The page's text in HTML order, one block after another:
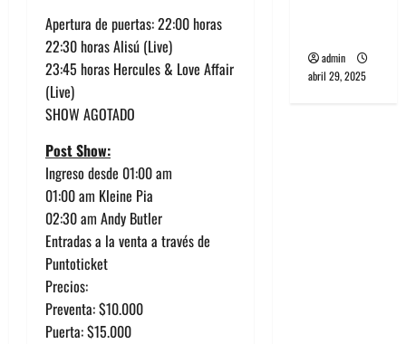
Apertura de puertas: 22:00 horas
22:30 horas Alisú (Live)
23:45 horas Hercules & Love Affair
(Live)
SHOW AGOTADO
Post Show:
Ingreso desde 01:00 am
01:00 am Kleine Pia
02:30 am Andy Butler
Entradas a la venta a través de
Puntoticket
Precios:
Preventa: $10.000
Puerta: $15.000
admin
abril 29, 2025